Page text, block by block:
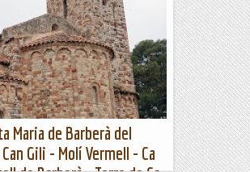
Maria de Barberà del
Gili - Molí Vermell - Ca